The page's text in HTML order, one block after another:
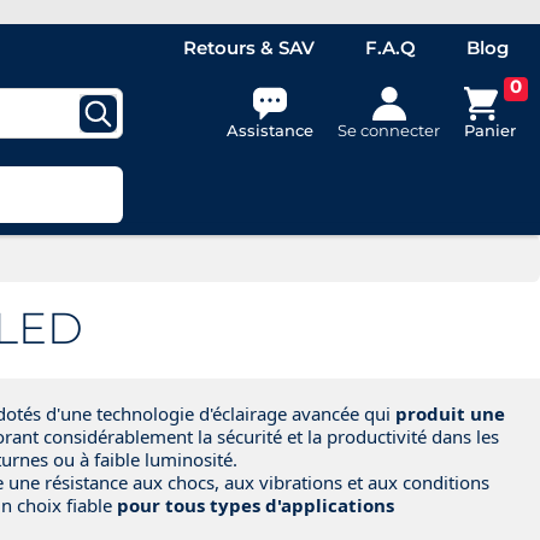
Retours & SAV F.A.Q Blog
Assistance Se connecter
0
Panier
d'une technologie d'éclairage avancée qui produit une
considérablement la sécurité et la productivité dans les
ou à faible luminosité.
résistance aux chocs, aux vibrations et aux conditions
choix fiable pour tous types d'applications